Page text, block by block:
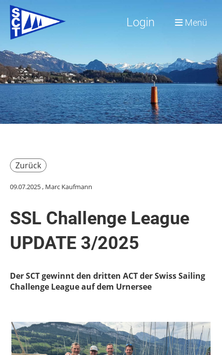
Login Menü
Zurück
09.07.2025, Marc Kaufmann
SSL Challenge League
UPDATE 3/2025
Der SCT gewinnt den dritten ACT der Swiss Sailing
Challenge League auf dem Urnersee